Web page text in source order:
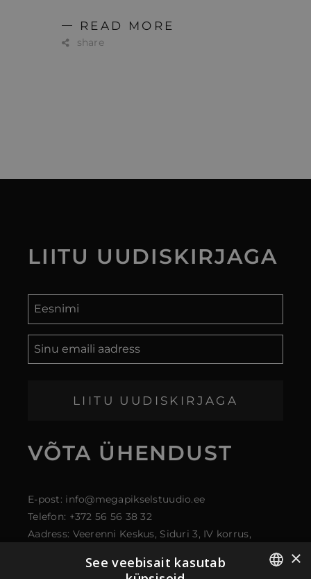
READ MORE
share
LIITU UUDISKIRJAGA
LIITU UUDISKIRJAGA
VÕTA ÜHENDUST
E-post: info@megapikselstuudio.ee
Telefon: +372 56 56 38 32
Aadress: Veerenni Keskus, Siduri 3, IV korrus,
×
See veebisait kasutab